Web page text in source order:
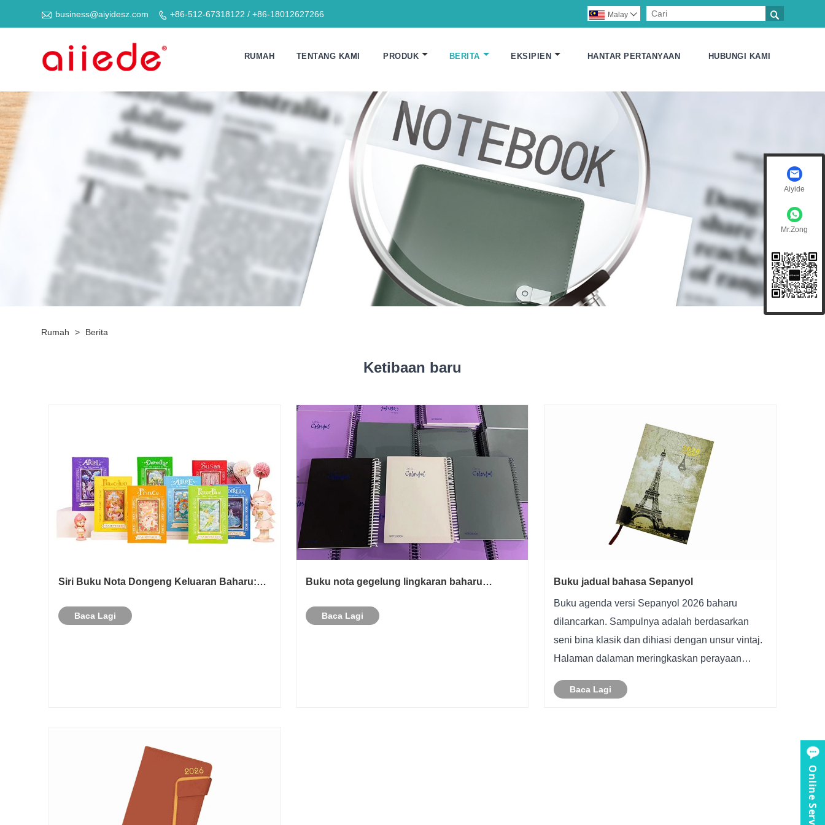
 business@aiyidesz.com  +86-512-67318122 / +86-18012627266 
Malay 
RUMAH TENTANG KAMI PRODUK BERITA EKSIPIEN HANTAR PERTANYAAN HUBUNGI KAMI
Rumah > Berita
Ketibaan baru
Siri Buku Nota Dongeng Keluaran Baharu:
Baca Lagi
Buku nota gegelung lingkaran baharu
penulisan baharu
Baca Lagi
Buku jadual bahasa Sepanyol
Buku agenda versi Sepanyol 2026 baharu
dilancarkan. Sampulnya adalah berdasarkan
seni bina klasik dan dihiasi dengan unsur vintaj.
Halaman dalaman meringkaskan perayaan
berbahasa Sepanyol di Amerika untuk
Baca Lagi
Aiyide
Mr.Zong
Online Service